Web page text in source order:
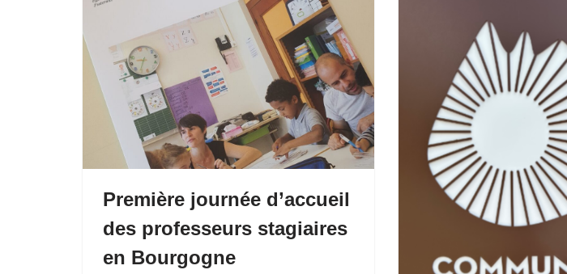
Première journée d’accueil
des professeurs stagiaires
en Bourgogne